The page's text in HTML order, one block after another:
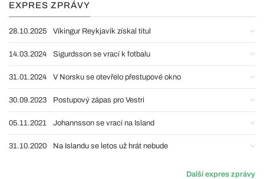
EXPRES ZPRÁVY
28.10.2025 Víkingur Reykjavík získal titul
14.03.2024 Sigurdsson se vrací k fotbalu
31.01.2024 V Norsku se otevřelo přestupové okno
30.09.2023 Postupový zápas pro Vestri
05.11.2021 Johannsson se vrací na Island
31.10.2020 Na Islandu se letos už hrát nebude
Další expres zprávy